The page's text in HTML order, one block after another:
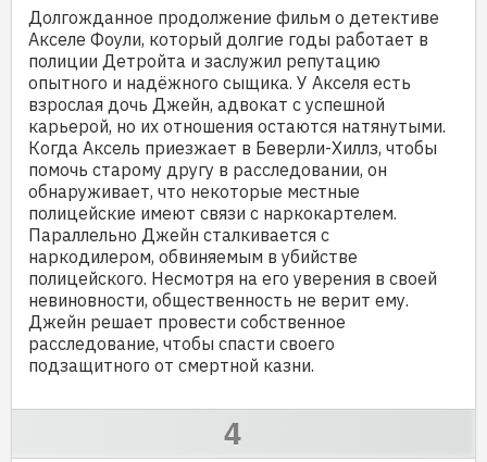
Долгожданное продолжение фильм о детективе
Акселе Фоули, который долгие годы работает в
полиции Детройта и заслужил репутацию
опытного и надёжного сыщика. У Акселя есть
взрослая дочь Джейн, адвокат с успешной
карьерой, но их отношения остаются натянутыми.
Когда Аксель приезжает в Беверли-Хиллз, чтобы
помочь старому другу в расследовании, он
обнаруживает, что некоторые местные
полицейские имеют связи с наркокартелем.
Параллельно Джейн сталкивается с
наркодилером, обвиняемым в убийстве
полицейского. Несмотря на его уверения в своей
невиновности, общественность не верит ему.
Джейн решает провести собственное
расследование, чтобы спасти своего
подзащитного от смертной казни.